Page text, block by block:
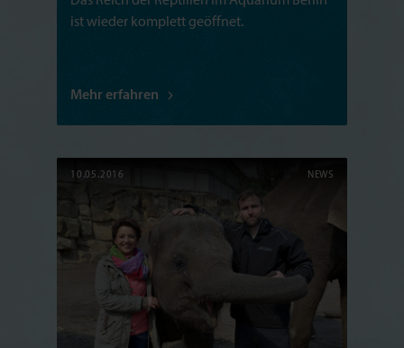
ist wieder komplett geöffnet.
Mehr erfahren
10.05.2016 NEWS